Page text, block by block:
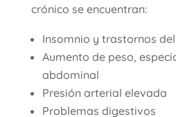
crónico se encuentran:
Insomnio y trastornos
Aumento de peso,
abdominal
Presión arterial elevada
Problemas digestivos